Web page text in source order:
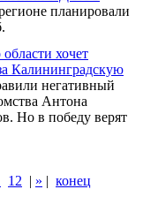
планировали
хочет
Калининградскую
негативный
Антона
Но в победу верят
12 | » | конец